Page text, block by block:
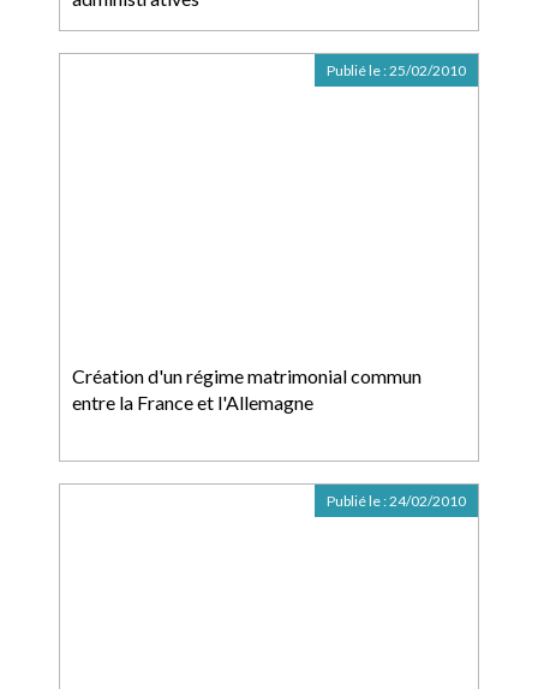
Création d'un régime matrimonial commun
entre la France et l'Allemagne
Publié le :25/02/2010
Publié le :24/02/2010